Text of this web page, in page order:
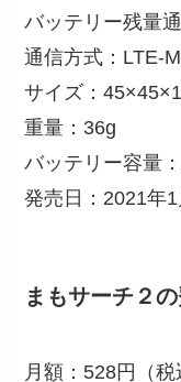
バッテリー残量
通信方式：LTE-
サイズ：
重量：36g
バッテリー容量
発売日：2021年1
まもサーチ２の
月額：528円（税